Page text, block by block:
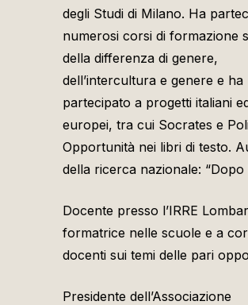
degli Studi di Milano. Ha
numerosi corsi di formazione
della differenza di genere,
dell’intercultura e genere e ha
partecipato a progetti italiani
europei, tra cui Socrates e
Opportunità nei libri di testo.
della ricerca nazionale: “Dopo
Docente presso l’IRRE
formatrice nelle scuole e a
docenti sui temi delle pari
Presidente dell’Associazione